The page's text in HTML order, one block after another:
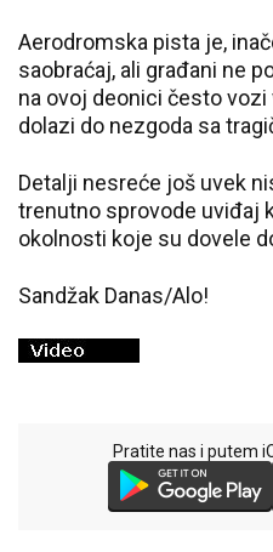
Aerodromska pista je,
saobraćaj, ali građani ne
na ovoj deonici često
dolazi do nezgoda sa
Detalji nesreće još uvek
trenutno sprovode uviđaj
okolnosti koje su dovele
Sandžak Danas/Alo!
Pratite nas i putem